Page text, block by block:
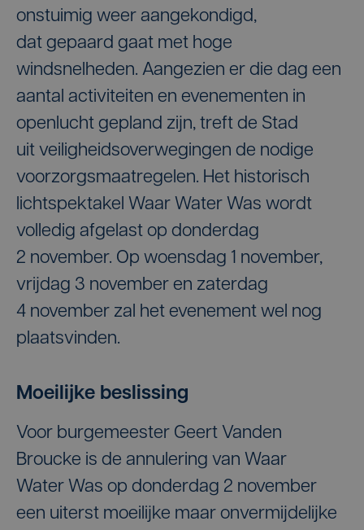
onstuimig weer aangekondigd,
dat gepaard gaat met hoge
windsnelheden. Aangezien er die dag een
aantal activiteiten en evenementen in
openlucht gepland zijn, treft de Stad
uit veiligheidsoverwegingen de nodige
voorzorgsmaatregelen. Het historisch
lichtspektakel Waar Water Was wordt
volledig afgelast op donderdag
2 november. Op woensdag 1 november,
vrijdag 3 november en zaterdag
4 november zal het evenement wel nog
plaatsvinden.
Moeilijke beslissing
Voor burgemeester Geert Vanden
Broucke is de annulering van Waar
Water Was op donderdag 2 november
een uiterst moeilijke maar onvermijdelijke